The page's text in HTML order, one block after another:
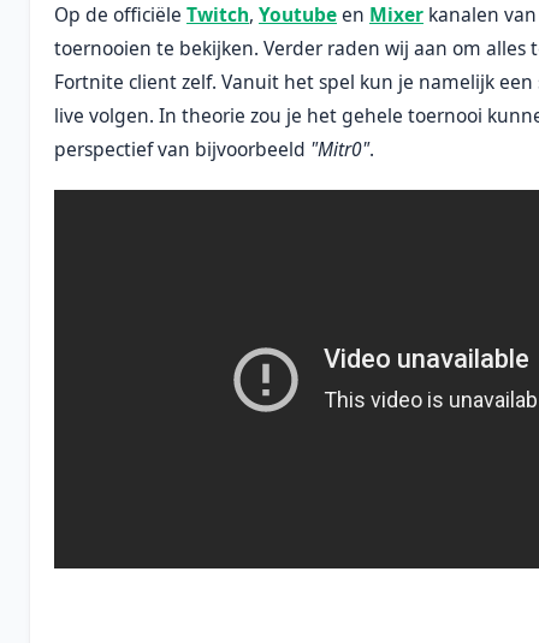
Op de officiële Twitch, Youtubeen Mixer kanalen
toernooien te bekijken. Verder raden wij aan om alles
Fortnite client zelf. Vanuit het spel kun je namelijk een
live volgen. In theorie zou je het gehele toernooi
perspectief van bijvoorbeeld "Mitr0".